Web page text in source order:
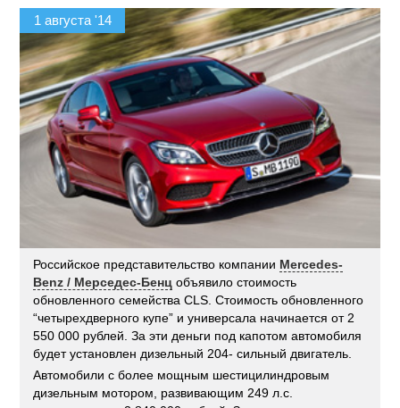
1 августа '14
Российское представительство компании Mercedes-
Benz / Мерседес-Бенц объявило стоимость
обновленного семейства CLS. Стоимость обновленного
“четырехдверного купе” и универсала начинается от 2
550 000 рублей. За эти деньги под капотом автомобиля
будет установлен дизельный 204- сильный двигатель.
Автомобили с более мощным шестицилиндровым
дизельным мотором, развивающим 249 л.с.